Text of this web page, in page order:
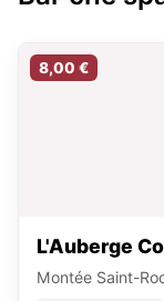
8,00 €
L'Auberge
Montée Saint-